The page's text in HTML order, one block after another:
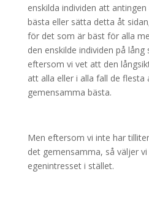
enskilda individen att
bästa eller sätta detta åt
för det som är bäst för alla
den enskilde individen på
eftersom vi vet att den
att alla eller i alla fall de flesta
gemensamma bästa.
Men eftersom vi inte har
det gemensamma, så väljer
egenintresset i stället.